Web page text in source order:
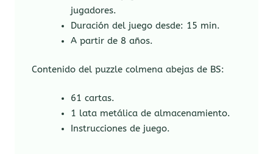
jugadores.
Duración del juego desde: 15 min.
A partir de 8 años.
Contenido del puzzle colmena abejas de BS:
61 cartas.
1 lata metálica de almacenamiento.
Instrucciones de juego.